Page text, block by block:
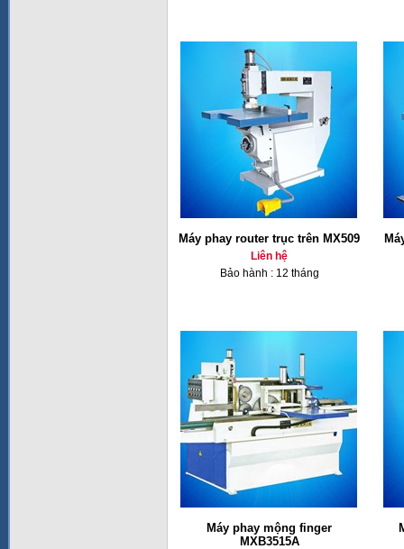
Máy phay router trục trên MX509
Liên hệ
Bảo hành : 12 tháng
Máy phay mộng finger
MXB3515A